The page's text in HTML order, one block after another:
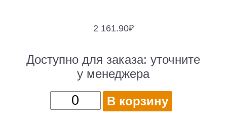
2 161.90₽
Доступно для заказа:уточните
у менеджера
Количество
товара
В корзину